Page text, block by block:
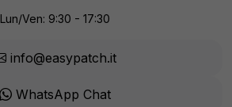
Lun/Ven: 9:30 - 17:30
info@easypatch.it
WhatsApp Chat